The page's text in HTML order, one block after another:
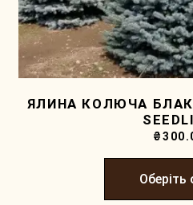
ЯЛИНА КОЛЮЧА
₴
Оберіть